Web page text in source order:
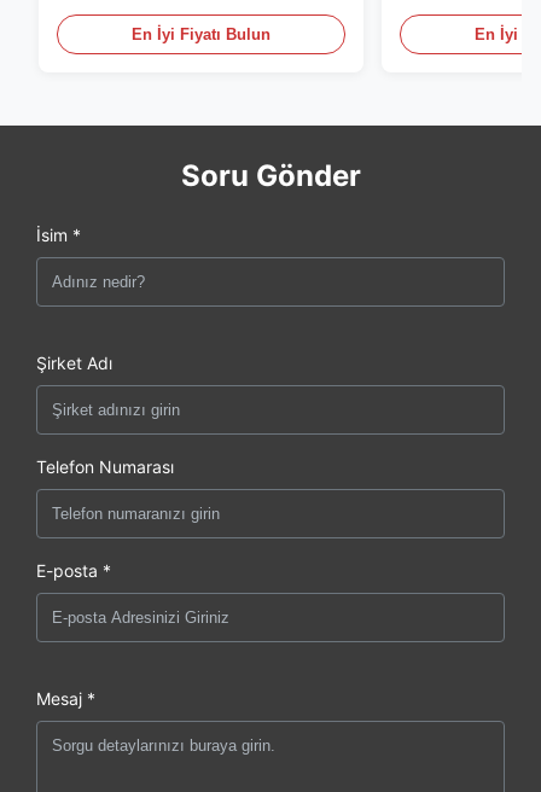
En İyi Fiyatı Bulun En İyi
Soru Gönder
İsim *
Şirket Adı
Telefon Numarası
E-posta *
Mesaj *